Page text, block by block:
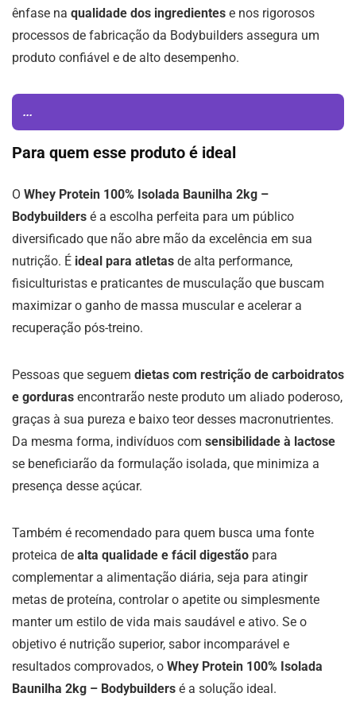
ênfase na qualidade dos ingredientes e nos rigorosos
processos de fabricação da Bodybuilders assegura um
produto confiável e de alto desempenho.
...
Para quem esse produto é ideal
O Whey Protein 100% Isolada Baunilha 2kg –
Bodybuilders é a escolha perfeita para um público
diversificado que não abre mão da excelência em sua
nutrição. É ideal para atletas de alta performance,
fisiculturistas e praticantes de musculação que buscam
maximizar o ganho de massa muscular e acelerar a
recuperação pós-treino.
Pessoas que seguem dietas com restrição de carboidratos
e gorduras encontrarão neste produto um aliado poderoso,
graças à sua pureza e baixo teor desses macronutrientes.
Da mesma forma, indivíduos com sensibilidade à lactose
se beneficiarão da formulação isolada, que minimiza a
presença desse açúcar.
Também é recomendado para quem busca uma fonte
proteica de alta qualidade e fácil digestão para
complementar a alimentação diária, seja para atingir
metas de proteína, controlar o apetite ou simplesmente
manter um estilo de vida mais saudável e ativo. Se o
objetivo é nutrição superior, sabor incomparável e
resultados comprovados, o Whey Protein 100% Isolada
Baunilha 2kg – Bodybuilders é a solução ideal.